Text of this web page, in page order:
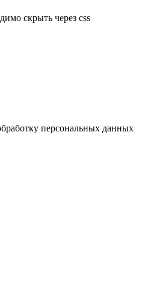
скрыть через css
персональных данных